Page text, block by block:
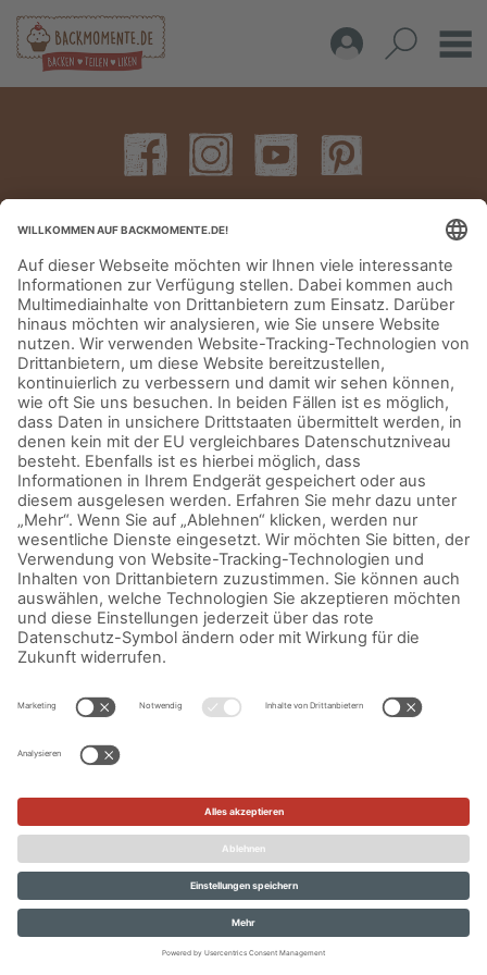
IMPRESSUM DATENSCHUTZERKLÄRUNG AGB KONTAKT
© Aurora Mühlen GmbH - Trettaustraße 49 – D-21107 Hamburg